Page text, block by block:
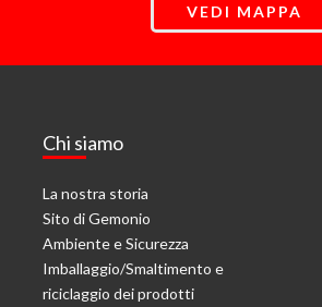
VEDI MAPPA
Chi siamo
La nostra storia
Sito di Gemonio
Ambiente e Sicurezza
Imballaggio/Smaltimento e
riciclaggio dei prodotti